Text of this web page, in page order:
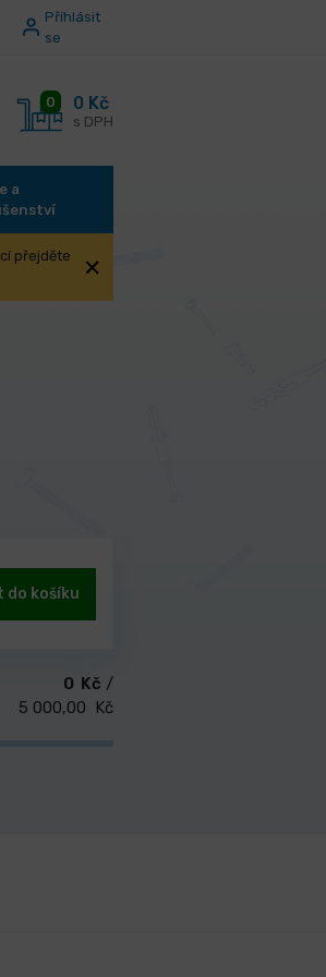
Příhlásit
se
0 0 Kč
s DPH
a
přejděte
do košíku
0 Kč /
5 000,00 Kč